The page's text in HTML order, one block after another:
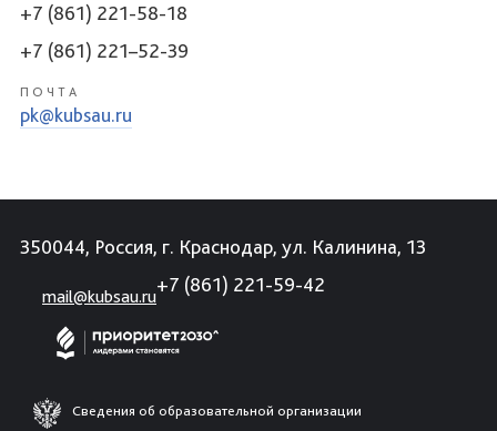
+7 (861) 221-58-18
+7 (861) 221–52-39
ПОЧТА
pk@kubsau.ru
350044, Россия, г. Краснодар, ул. Калинина, 13
mail@kubsau.ru
+7 (861) 221-59-42
Сведения об образовательной организации